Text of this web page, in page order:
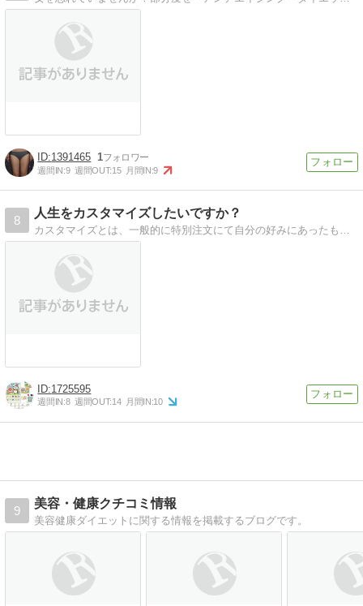
1391465 1
週間IN:9 週間OUT:15 月間IN:9
8
人生をカスタマイズしたいですか？
1725595
週間IN:8 週間OUT:14 月間IN:10
9
美容・健康クチコミ情報
美容健康ダイエットに関する情報を掲載するブログです。